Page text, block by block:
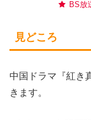
BS放
見どころ
中国ドラマ『紅き
きます。